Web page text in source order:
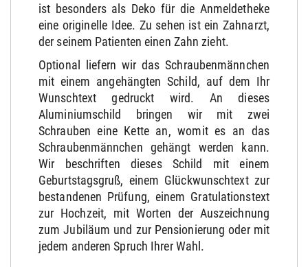
ist besonders als Deko für die Anmeldetheke
eine originelle Idee. Zu sehen ist ein Zahnarzt,
der seinem Patienten einen Zahn zieht.
Optional liefern wir das Schraubenmännchen
mit einem angehängten Schild, auf dem Ihr
Wunschtext gedruckt wird. An dieses
Aluminiumschild bringen wir mit zwei
Schrauben eine Kette an, womit es an das
Schraubenmännchen gehängt werden kann.
Wir beschriften dieses Schild mit einem
Geburtstagsgruß, einem Glückwunschtext zur
bestandenen Prüfung, einem Gratulationstext
zur Hochzeit, mit Worten der Auszeichnung
zum Jubiläum und zur Pensionierung oder mit
jedem anderen Spruch Ihrer Wahl.